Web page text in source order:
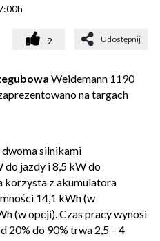
9 Udostępnij
Weidemann 1190
na targach
silnikami
do jazdy i 8,5 kW do
korzysta z akumulatora
14,1 kWh (w
(w opcji). Czas pracy wynosi
20% do 90% trwa 2,5 – 4